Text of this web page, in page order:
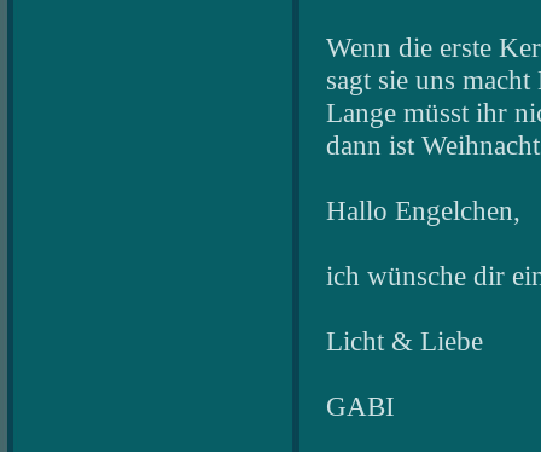
Wenn die erste
sagt sie uns
Lange müsst ihr
dann ist
Hallo Engelchen,
ich wünsche dir
Licht & Liebe
GABI